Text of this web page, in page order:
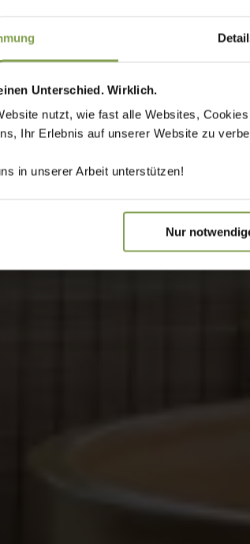
Unterschied. Wirklich.
nutzt, wie fast alle Websites,
Ihr Erlebnis auf unserer Website zu
in unserer Arbeit unterstützen!
Nur